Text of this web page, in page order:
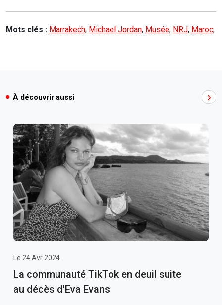
Mots clés : Marrakech, Michael Jordan, Musée, NRJ, Maroc,
À découvrir aussi
Le 24 Avr 2024
La communauté TikTok en deuil suite
au décès d'Eva Evans